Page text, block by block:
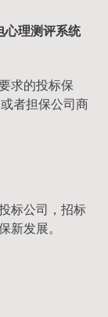
理测评系统
求的投标保
者担保公司商
标公司，招标
新发展。